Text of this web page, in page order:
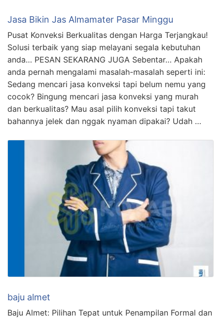
Jasa Bikin Jas Almamater Pasar Minggu
Pusat Konveksi Berkualitas dengan Harga Terjangkau!
Solusi terbaik yang siap melayani segala kebutuhan
anda… PESAN SEKARANG JUGA Sebentar… Apakah
anda pernah mengalami masalah-masalah seperti ini:
Sedang mencari jasa konveksi tapi belum nemu yang
cocok? Bingung mencari jasa konveksi yang murah
dan berkualitas? Mau asal pilih konveksi tapi takut
bahannya jelek dan nggak nyaman dipakai? Udah …
baju almet
Baju Almet: Pilihan Tepat untuk Penampilan Formal dan